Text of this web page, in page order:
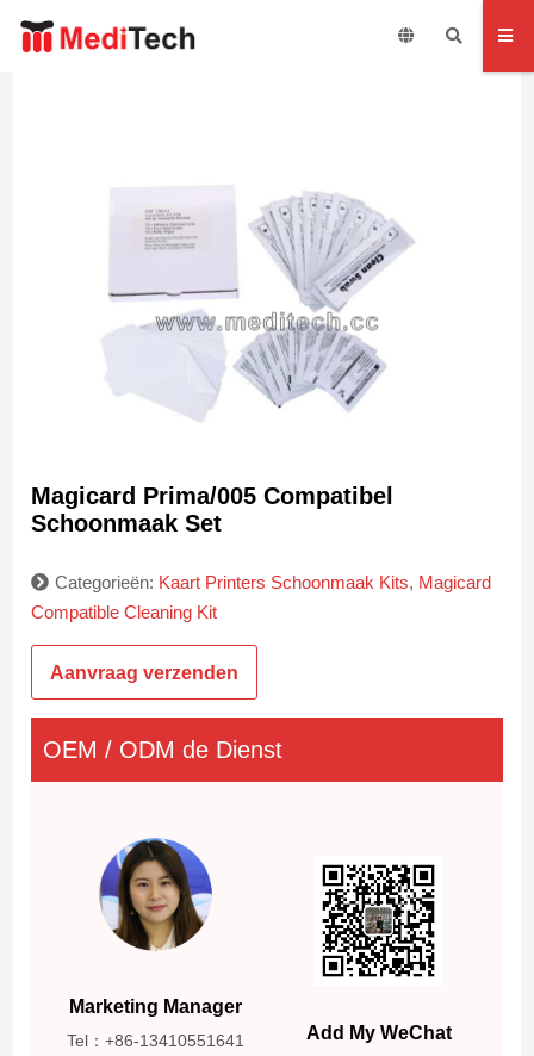
Magicard Prima/005 Compatibel
Schoonmaak Set
Categorieën: Kaart Printers Schoonmaak Kits, Magicard
Compatible Cleaning Kit
Aanvraag verzenden
OEM / ODM de Dienst
Marketing Manager
Tel：+86-13410551641
Add My WeChat